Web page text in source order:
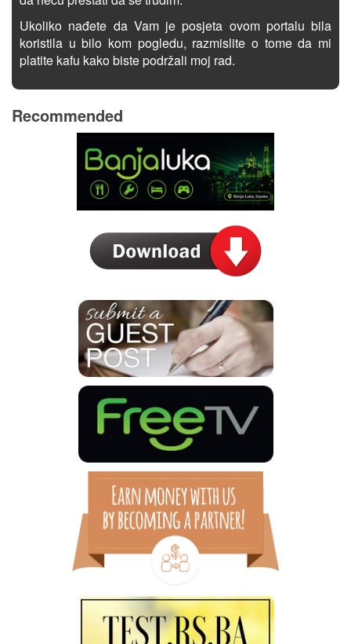
Ukoliko nađete da Vam je posjeta ovom portalu bila
koristila u bilo kom pogledu, razmislite o tome da mi
platite kafu kako biste podržali moj rad.
Recommended